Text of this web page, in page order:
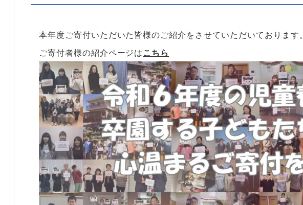
本年度ご寄付いただいた皆様のご紹介をさせていただいております。
ご寄付者様の紹介ページはこちら